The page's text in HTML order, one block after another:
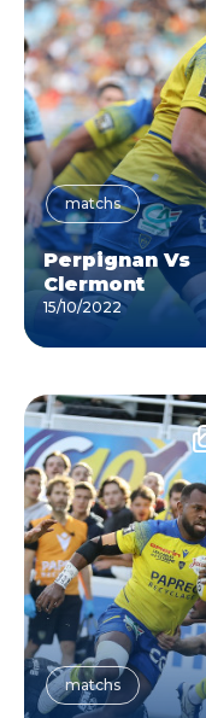
matchs
Perpignan Vs
Clermont
15/10/2022
matchs